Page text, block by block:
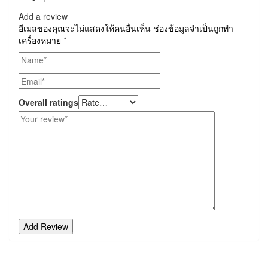
Add a review
อีเมลของคุณจะไม่แสดงให้คนอื่นเห็น ช่องข้อมูลจำเป็นถูกทำ
เครื่องหมาย *
Overall ratings